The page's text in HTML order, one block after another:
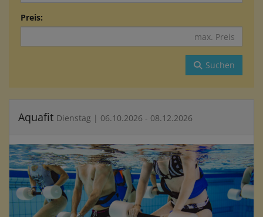
Preis:
Suchen
Aquafit Dienstag | 06.10.2026 - 08.12.2026